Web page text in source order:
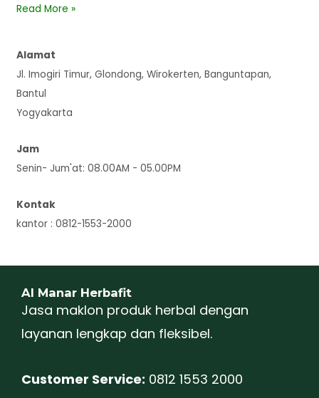
Read More »
Alamat
Jl. Imogiri Timur, Glondong, Wirokerten, Banguntapan,
Bantul
Yogyakarta
Jam
Senin- Jum'at: 08.00AM - 05.00PM
Kontak
kantor : 0812-1553-2000
Al Manar Herbafit
Jasa maklon produk herbal dengan
layanan lengkap dan fleksibel.
Customer Service: 0812 1553 2000